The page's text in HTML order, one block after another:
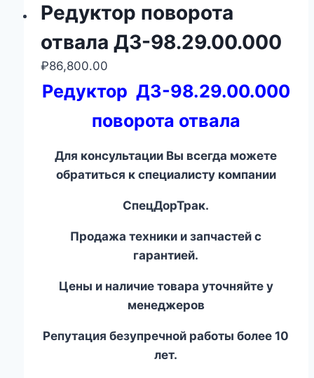
Редуктор поворота
отвала ДЗ-98.29.00.000
₽86,800.00
Редуктор ДЗ-98.29.00.000
поворота отвала
Для консультации Вы всегда можете
обратиться к специалисту компании
СпецДорТрак.
Продажа техники и запчастей с
гарантией.
Цены и наличие товара уточняйте у
менеджеров
Репутация безупречной работы более 10
лет.